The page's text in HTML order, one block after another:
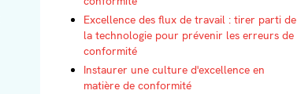
Excellence des flux de travail : tirer parti de
la technologie pour prévenir les erreurs de
conformité
Instaurer une culture d'excellence en
matière de conformité